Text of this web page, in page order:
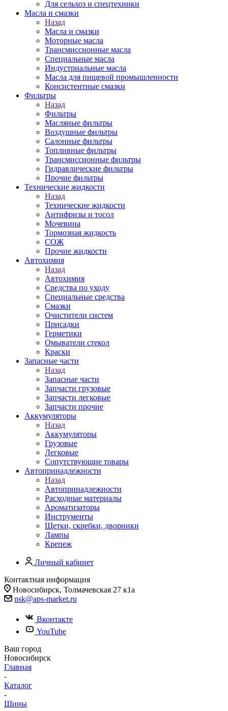
Для сельхоз и спецтехники
Масла и смазки
Назад
Масла и смазки
Моторные масла
Трансмиссионные масла
Специальные масла
Индустриальные масла
Масла для пищевой промышленности
Консистентные смазки
Фильтры
Назад
Фильтры
Масляные фильтры
Воздушные фильтры
Салонные фильтры
Топливные фильтры
Трансмиссионные фильтры
Гидравлические фильтры
Прочие фильтры
Технические жидкости
Назад
Технические жидкости
Антифризы и тосол
Мочевина
Тормозная жидкость
СОЖ
Прочие жидкости
Автохимия
Назад
Автохимия
Средства по уходу
Специальные средства
Смазки
Очистители систем
Присадки
Герметики
Омыватели стекол
Краски
Запасные части
Назад
Запасные части
Запчасти грузовые
Запчасти легковые
Запчасти прочие
Аккумуляторы
Назад
Аккумуляторы
Грузовые
Легковые
Сопутствующие товары
Автопринадлежности
Назад
Автопринадлежности
Расходные материалы
Ароматизаторы
Инструменты
Щетки, скребки, дворники
Лампы
Крепеж
Личный кабинет
Контактная информация
Новосибирск, Толмачевская 27 к1а
nsk@aps-market.ru
Вконтакте
YouTube
Ваш город
Новосибирск
Главная
-
Каталог
-
Шины